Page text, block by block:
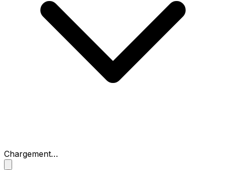
Chargement…